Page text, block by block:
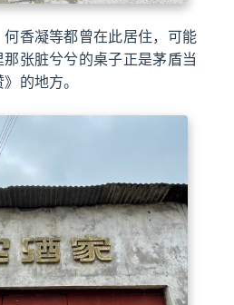
香凝等都曾在此居住，可能
张脏兮兮的桌子正是茅盾当
的地方。